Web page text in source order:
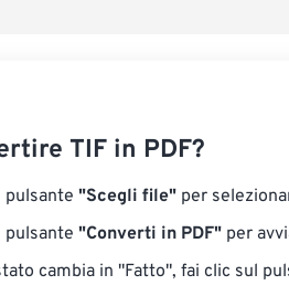
TIF in PDF?
pulsante "Scegli file" per
pulsante "Converti in PDF" per
cambia in "Fatto", fai clic sul